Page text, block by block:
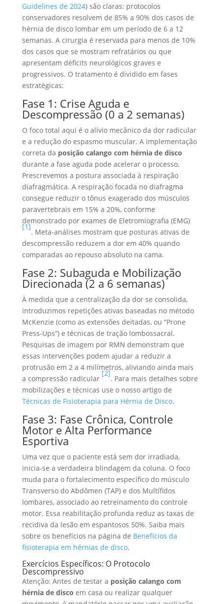
Guidelines de 2024) são claras: protocolos
conservadores resolvem de 85% a 90% dos casos de
hérnia de disco lombar em um período de 6 a 12
semanas. A cirurgia é reservada para menos de 10%
dos casos que se mostram refratários ou que
apresentam déficits neurológicos graves e
progressivos. O tratamento é dividido em fases
estratégicas:
Fase 1: Crise Aguda e
Descompressão (0 a 2 semanas)
O foco total aqui é o alívio mecânico da dor radicular
e a redução do espasmo muscular. A implementação
correta da posição calango com hérnia de disco
durante a fase aguda pode acelerar o processo.
Prescrevemos a postura associada à respiração
diafragmática. A respiração focada no diafragma
consegue reduzir o tônus exagerado dos músculos
paravertebrais em 15% a 20%, conforme
demonstrado por exames de Eletromiografia (EMG)
[1]
. Meta-análises mostram que posturas ativas de
descompressão reduzem a dor em 40% quando
comparadas ao repouso absoluto na cama.
Fase 2: Subaguda e Mobilização
Direcionada (2 a 6 semanas)
À medida que a centralização da dor se consolida,
introduzimos repetições ativas baseadas no método
McKenzie (como as extensões deitadas, ou “Prone
Press-Ups”) e técnicas de tração lombossacral.
Pesquisas de imagem por RMN demonstram que
essas intervenções podem ajudar a reduzir a
protrusão em 2 a 4 milímetros, aliviando ainda mais
a compressão radicular
[2]
. Para mais detalhes sobre
mobilizações e técnicas use o nosso artigo de
Técnicas de Fisioterapia para Hérnia de Disco.
Fase 3: Fase Crônica, Controle
Motor e Alta Performance
Esportiva
Uma vez que o paciente está sem dor irradiada,
inicia-se a verdadeira blindagem da coluna. O foco
muda para o fortalecimento específico do músculo
Transverso do Abdômen (TAP) e dos Multífidos
lombares, associado ao retreinamento do controle
motor. Essa reabilitação profunda reduz as taxas de
recidiva da lesão em espantosos 50%. Saiba mais
sobre os benefícios na página de Benefícios da
fisioterapia em hérnias de disco.
Exercícios Específicos: O Protocolo
Descompressivo
Atenção: Antes de testar a posição calango com
hérnia de disco em casa ou realizar qualquer